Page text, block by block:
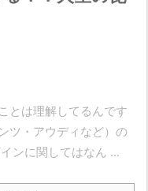
とは理解してるんです
ツ・アウディなど）の
ンに関してはなん ...